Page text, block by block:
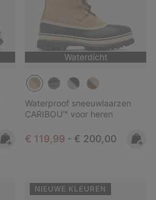
Waterdicht
Waterproof sneeuwlaarzen
CARIBOU™ voor heren
Minimum sale price:
€ 119,99 - Maximum price:
€ 200,00
NIEUWE KLEUREN